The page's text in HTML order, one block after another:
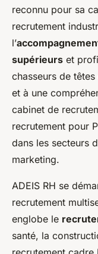
reconnu pour sa
recrutement
l’
supérieurs et
chasseurs de
et à une
cabinet de
recrutement pour
dans les secteurs
marketing.
ADEIS RH se
recrutement
englobe le
santé, la